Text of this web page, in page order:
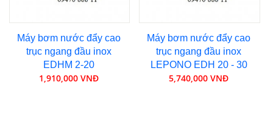
Máy bơm nước đẩy cao
trục ngang đầu inox
EDHM 2-20
1,910,000 VNĐ
Máy bơm nước đẩy cao
trục ngang đầu inox
LEPONO EDH 20 - 30
5,740,000 VNĐ